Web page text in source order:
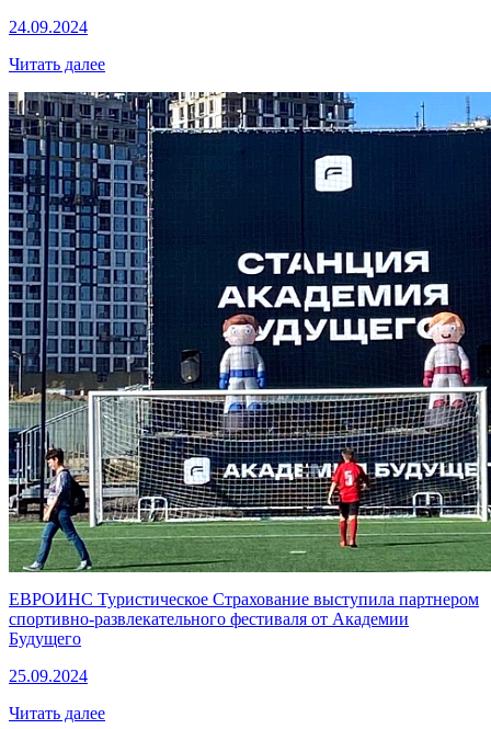
24.09.2024
Читать далее
ЕВРОИНС Туристическое Страхование выступила партнером
спортивно-развлекательного фестиваля от Академии
Будущего
25.09.2024
Читать далее